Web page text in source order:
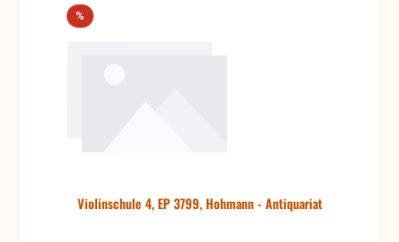
%Rabatt
Violinschule 4, EP 3799, Hohmann - Antiquariat